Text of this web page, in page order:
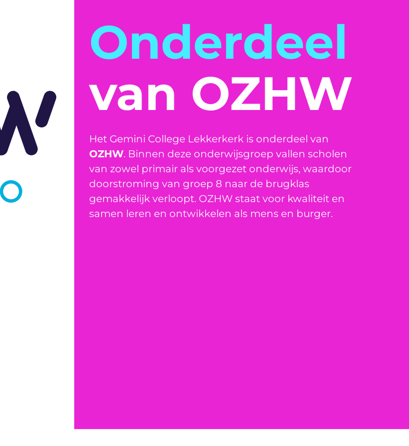
Onderdeel
van OZHW
Het Gemini College Lekkerkerk is onderdeel van
OZHW. Binnen deze onderwijsgroep vallen scholen
van zowel primair als voorgezet onderwijs, waardoor
doorstroming van groep 8 naar de brugklas
gemakkelijk verloopt. OZHW staat voor kwaliteit en
samen leren en ontwikkelen als mens en burger.